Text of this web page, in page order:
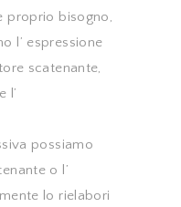
proprio bisogno,
l’ espressione
scatenante,
l’
possiamo
o l’
lo rielabori